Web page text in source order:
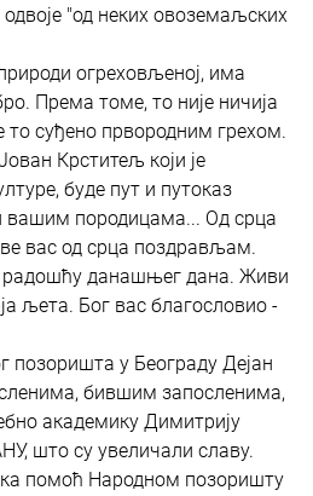
одвоје "од неких овоземаљских
огреховљеној, има
Према томе, то није ничија
то суђено првородним грехом.
Крститељ који је
буде пут и путоказ
породицама... Од срца
вас од срца поздрављам.
радошћу данашњег дана. Живи
љета. Бог вас благословио -
позоришта у Београду Дејан
бившим запосленима,
академику Димитрију
што су увеличали славу.
помоћ Народном позоришту